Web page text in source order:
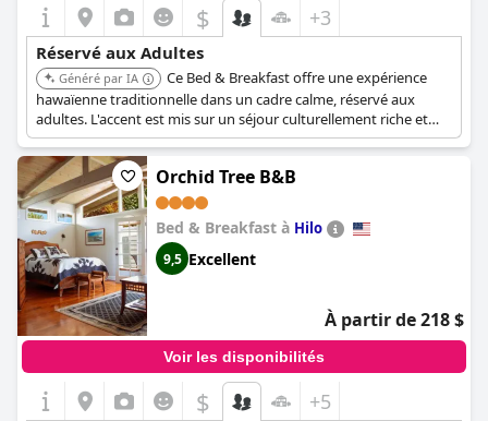
$ +3
Réservé aux Adultes
Généré par IA
Ce Bed & Breakfast offre une expérience
hawaïenne traditionnelle dans un cadre calme, réservé aux
adultes. L'accent est mis sur un séjour culturellement riche et
relaxant.
Orchid Tree B&B
Bed & Breakfast à Hilo
9,5 Excellent
À partir de 218 $
Voir les disponibilités
$ +5